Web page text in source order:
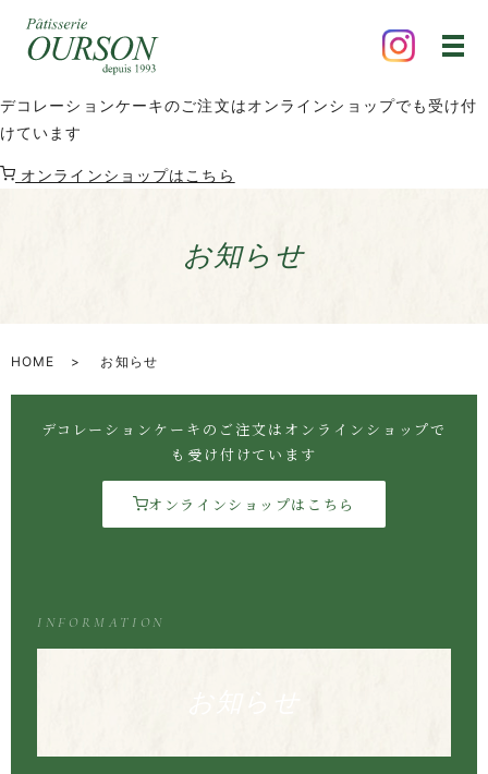
デコレーションケーキのご注文はオンラインショップでも受け付
けています
オンラインショップはこちら
お知らせ
HOME お知らせ
デコレーションケーキのご注文はオンラインショップで
も受け付けています
オンラインショップはこちら
INFORMATION